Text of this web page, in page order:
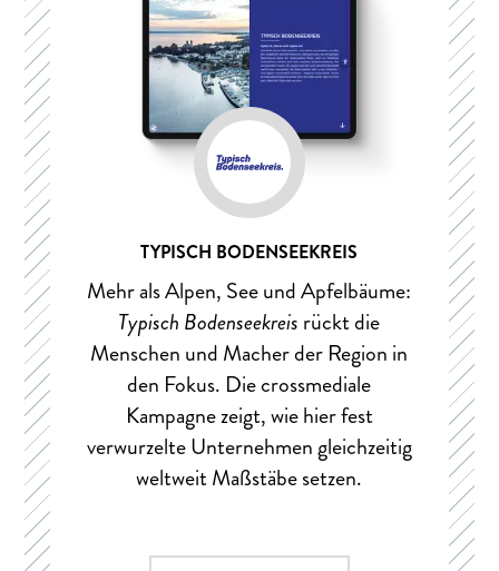
TYPISCH BODENSEEKREIS
Mehr als Alpen, See und Apfelbäume:
Typisch Bodenseekreis rückt die
Menschen und Macher der Region in
den Fokus. Die crossmediale
Kampagne zeigt, wie hier fest
verwurzelte Unternehmen gleichzeitig
weltweit Maßstäbe setzen.